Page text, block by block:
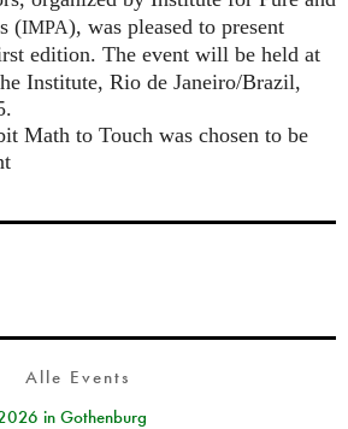
(IMPA), was pleased to present
edition. The event will be held at
Institute, Rio de Janeiro/Brazil,
Math to Touch was chosen to be
Alle Events
in Gothenburg